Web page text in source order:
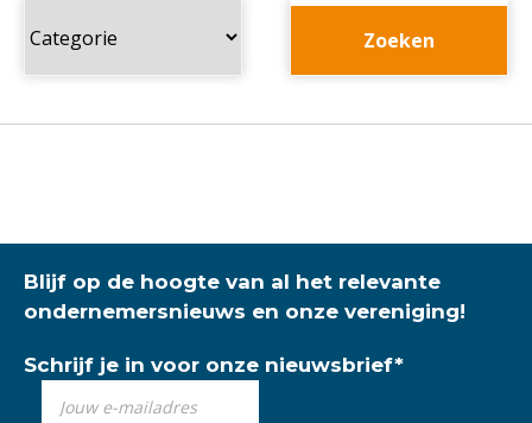
Blijf op de hoogte van al het relevante
ondernemersnieuws en onze vereniging!
Schrijf je in voor onze nieuwsbrief*